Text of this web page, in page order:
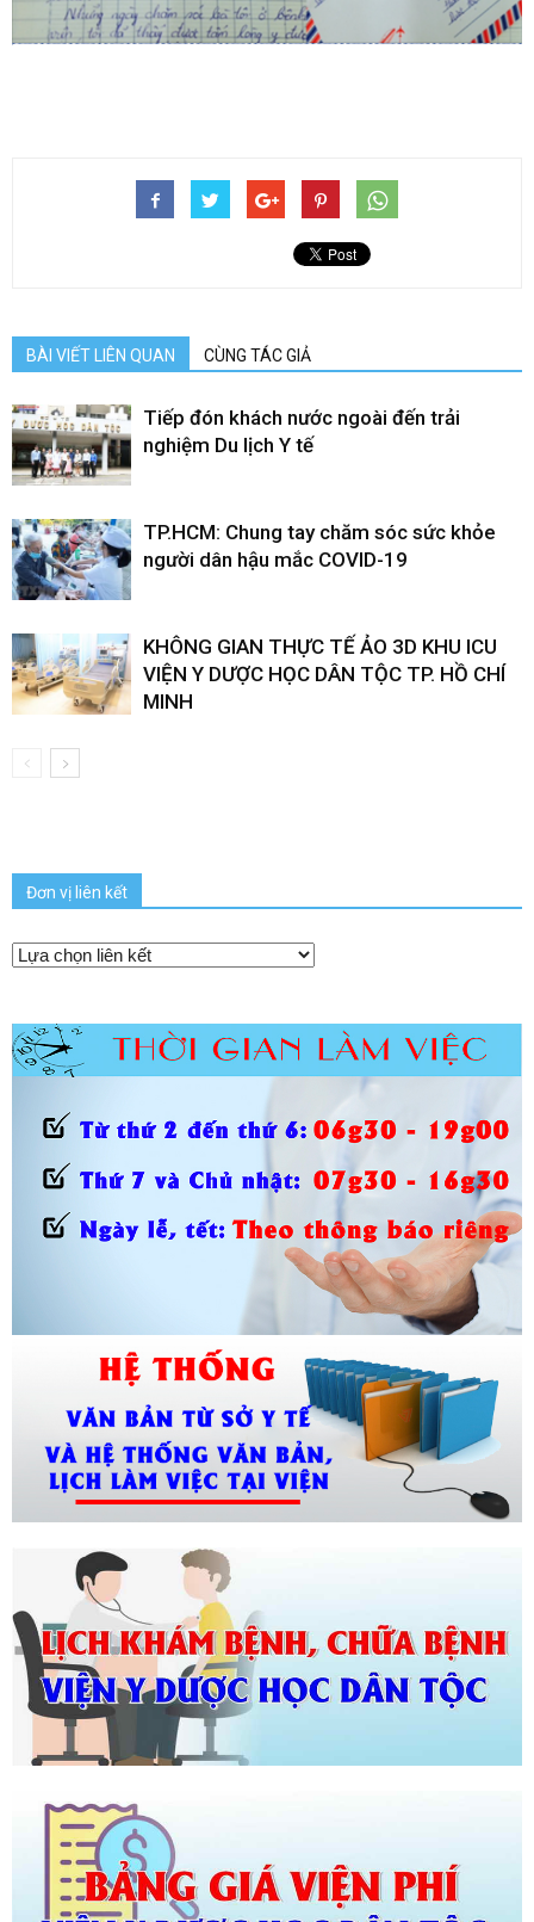
BÀI VIẾT LIÊN QUAN CÙNG TÁC GIẢ
Tiếp đón khách nước ngoài đến trải
nghiệm Du lịch Y tế
TP.HCM: Chung tay chăm sóc sức khỏe
người dân hậu mắc COVID-19
KHÔNG GIAN THỰC TẾ ẢO 3D KHU ICU
VIỆN Y DƯỢC HỌC DÂN TỘC TP. HỒ CHÍ
MINH
Đơn vị liên kết